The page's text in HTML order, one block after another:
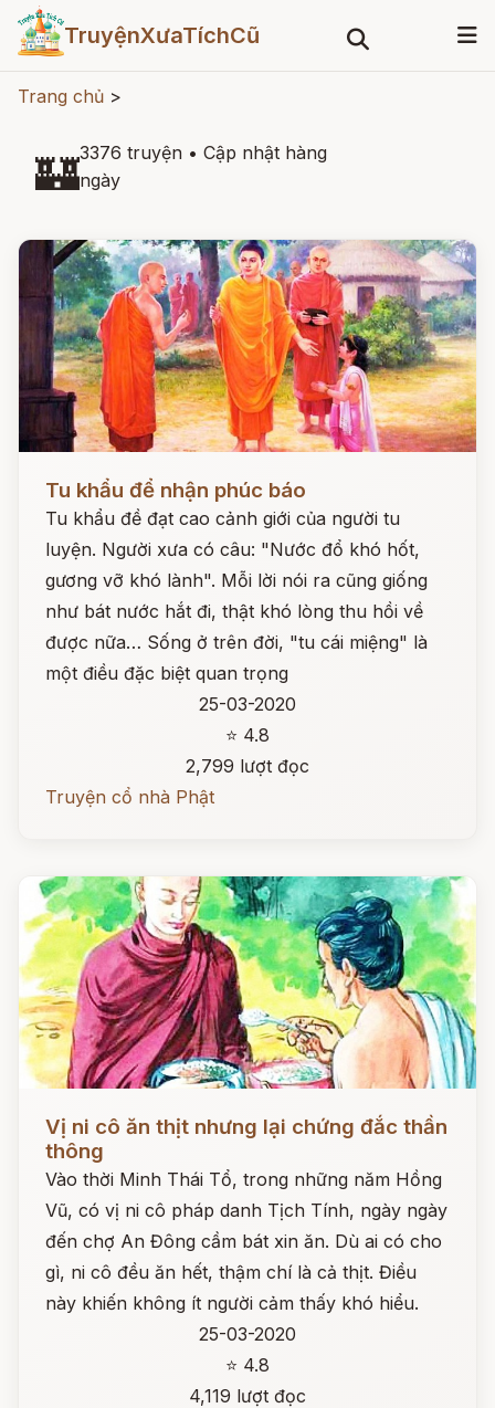
TruyệnXưaTíchCũ
Trang chủ >
🏰3376 truyện • Cập nhật hàng
ngày
Tu khẩu để nhận phúc báo
Tu khẩu đề đạt cao cảnh giới của người tu
luyện. Người xưa có câu: "Nước đổ khó hốt,
gương vỡ khó lành". Mỗi lời nói ra cũng giống
như bát nước hắt đi, thật khó lòng thu hồi về
được nữa… Sống ở trên đời, "tu cái miệng" là
một điều đặc biệt quan trọng
25-03-2020
⭐ 4.8
2,799 lượt đọc
Truyện cổ nhà Phật
Vị ni cô ăn thịt nhưng lại chứng đắc thần
thông
Vào thời Minh Thái Tổ, trong những năm Hồng
Vũ, có vị ni cô pháp danh Tịch Tính, ngày ngày
đến chợ An Đông cầm bát xin ăn. Dù ai có cho
gì, ni cô đều ăn hết, thậm chí là cả thịt. Điều
này khiến không ít người cảm thấy khó hiểu.
25-03-2020
⭐ 4.8
4,119 lượt đọc